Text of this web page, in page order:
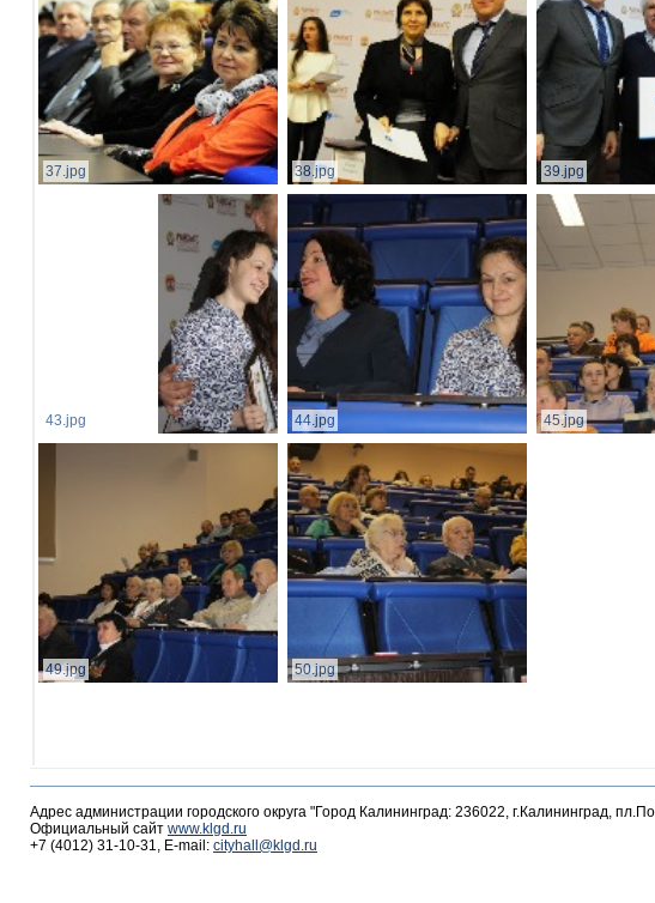
37.jpg 38.jpg 39.jpg
43.jpg 44.jpg 45.jpg
49.jpg 50.jpg
Адрес администрации городского округа "Город Калининград: 236022, г.Калининград,
Официальный сайт www.klgd.ru
+7 (4012) 31-10-31, E-mail: cityhall@klgd.ru